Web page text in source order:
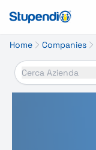
Home Companies
Cerca Azienda